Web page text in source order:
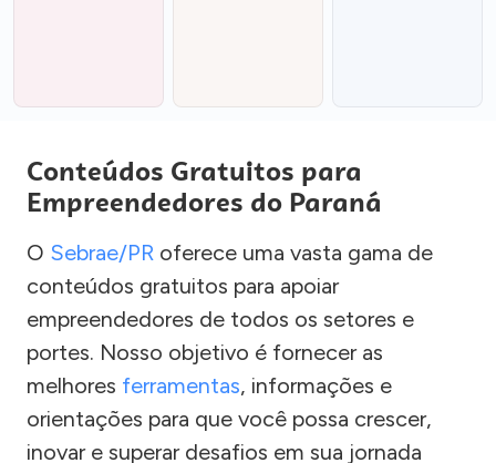
Conteúdos Gratuitos para
Empreendedores do Paraná
O Sebrae/PR oferece uma vasta gama de
conteúdos gratuitos para apoiar
empreendedores de todos os setores e
portes. Nosso objetivo é fornecer as
melhores ferramentas, informações e
orientações para que você possa crescer,
inovar e superar desafios em sua jornada